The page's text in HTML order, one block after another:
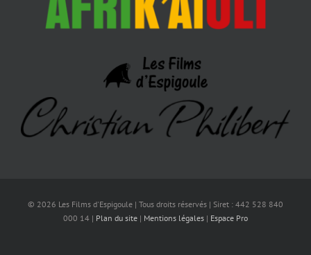
© 2026 Les Films d'Espigoule | Tous droits réservés | Siret : 442 528 840
000 14 | Plan du site | Mentions légales | Espace Pro